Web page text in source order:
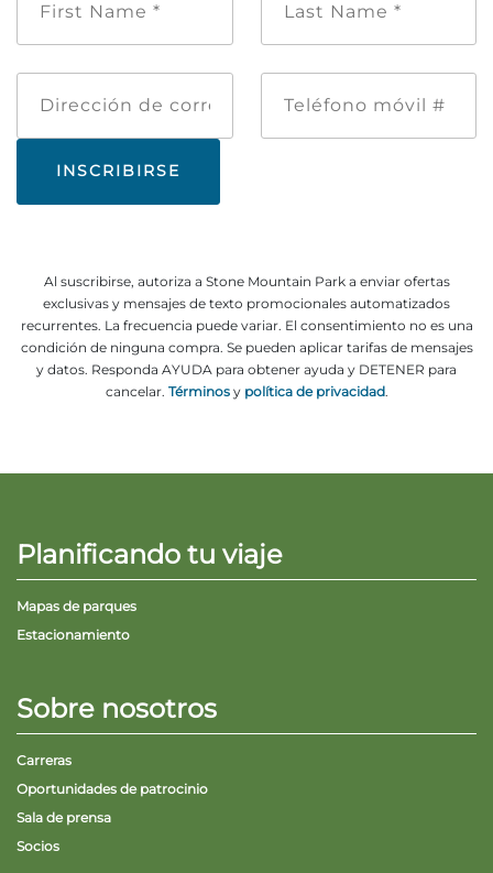
de
*
de
móvil
Al suscribirse, autoriza a Stone Mountain Park a enviar ofertas
exclusivas y mensajes de texto promocionales automatizados
recurrentes. La frecuencia puede variar. El consentimiento no es una
condición de ninguna compra. Se pueden aplicar tarifas de mensajes
y datos. Responda AYUDA para obtener ayuda y DETENER para
cancelar. Términosy política de privacidad.
Planificando tu viaje
Mapas de parques
Estacionamiento
Sobre nosotros
Carreras
Oportunidades de patrocinio
Sala de prensa
Socios